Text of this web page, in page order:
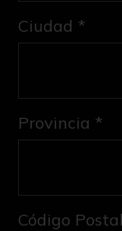
Ciudad *
Provincia *
Código